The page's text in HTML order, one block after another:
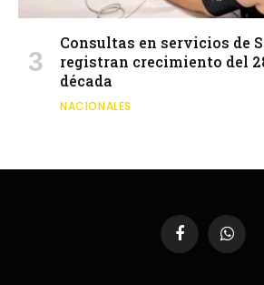
Consultas en servicios de
registran crecimiento del
década
NACIONALES
Facebook